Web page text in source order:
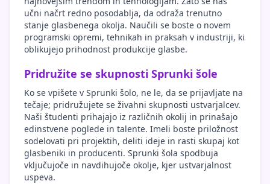
učni načrt redno posodablja, da odraža trenutno
stanje glasbenega okolja. Naučili se boste o novem
programski opremi, tehnikah in praksah v industriji, ki
oblikujejo prihodnost produkcije glasbe.
Pridružite se skupnosti Sprunki šole
Ko se vpišete v Sprunki šolo, ne le, da se prijavljate na
tečaje; pridružujete se živahni skupnosti ustvarjalcev.
Naši študenti prihajajo iz različnih okolij in prinašajo
edinstvene poglede in talente. Imeli boste priložnost
sodelovati pri projektih, deliti ideje in rasti skupaj kot
glasbeniki in producenti. Sprunki šola spodbuja
vključujoče in navdihujoče okolje, kjer ustvarjalnost
uspeva.